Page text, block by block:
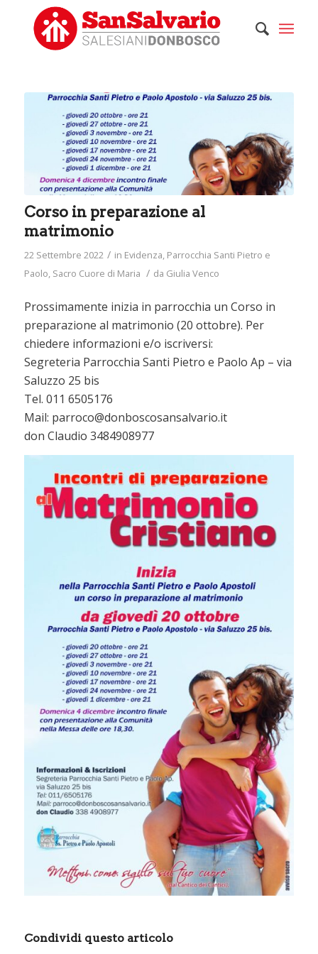
Corso in preparazione al
matrimonio
22 Settembre 2022 / in Evidenza, Parrocchia Santi Pietro e
Paolo, Sacro Cuore di Maria / da Giulia Venco
Prossimamente inizia in parrocchia un Corso in
preparazione al matrimonio (20 ottobre). Per
chiedere informazioni e/o iscriversi:
Segreteria Parrocchia Santi Pietro e Paolo Ap – via
Saluzzo 25 bis
Tel. 011 6505176
Mail: parroco@donboscosansalvario.it
don Claudio 3484908977
Condividi questo articolo